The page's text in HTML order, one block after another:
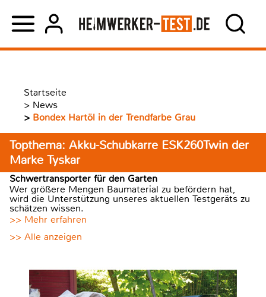
Startseite
> News
> Bondex Hartöl in der Trendfarbe Grau
Topthema: Akku-Schubkarre ESK260Twin der
Marke Tyskar
Schwertransporter für den Garten
Wer größere Mengen Baumaterial zu befördern hat,
wird die Unterstützung unseres aktuellen Testgeräts zu
schätzen wissen.
>> Mehr erfahren
>> Alle anzeigen